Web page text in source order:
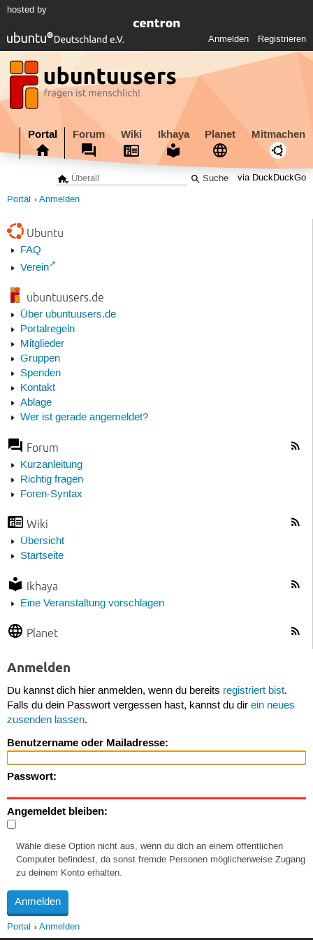
hosted by
Anmelden Registrieren
Portal Forum Wiki Ikhaya Planet Mitmachen
via DuckDuckGo
Portal Anmelden
Ubuntu
FAQ
Verein
ubuntuusers.de
Über ubuntuusers.de
Portalregeln
Mitglieder
Gruppen
Spenden
Kontakt
Ablage
Wer ist gerade angemeldet?
Forum
Kurzanleitung
Richtig fragen
Foren-Syntax
Wiki
Übersicht
Startseite
Ikhaya
Eine Veranstaltung vorschlagen
Planet
Anmelden
Du kannst dich hier anmelden, wenn du bereits registriert bist.
Falls du dein Passwort vergessen hast, kannst du dir ein neues
zusenden lassen.
Benutzername oder Mailadresse:
Passwort:
Angemeldet bleiben:
Wähle diese Option nicht aus, wenn du dich an einem öffentlichen
Computer befindest, da sonst fremde Personen möglicherweise Zugang
zu deinem Konto erhalten.
Portal Anmelden